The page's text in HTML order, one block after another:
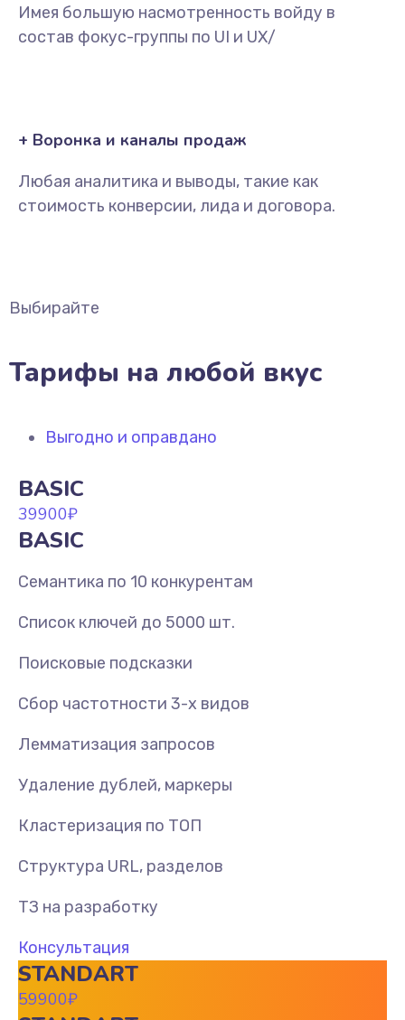
Имея большую насмотренность войду в
состав фокус-группы по UI и UX/
+ Воронка и каналы продаж
Любая аналитика и выводы, такие как
стоимость конверсии, лида и договора.
Выбирайте
Тарифы на любой вкус
Выгодно и оправдано
BASIC
39900₽
BASIC
Семантика по 10 конкурентам
Список ключей до 5000 шт.
Поисковые подсказки
Сбор частотности 3-х видов
Лемматизация запросов
Удаление дублей, маркеры
Кластеризация по ТОП
Структура URL, разделов
ТЗ на разработку
Консультация
STANDART
59900₽